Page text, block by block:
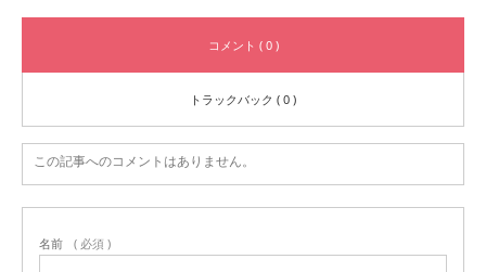
コメント ( 0 )
トラックバック ( 0 )
この記事へのコメントはありません。
名前 ( 必須 )